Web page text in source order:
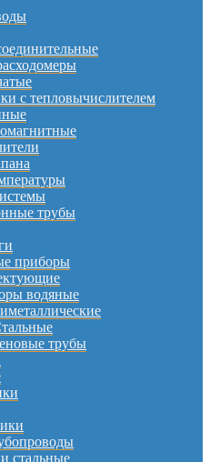
с тепловычислителем
трубы
приборы
водяные
трубы
стальные